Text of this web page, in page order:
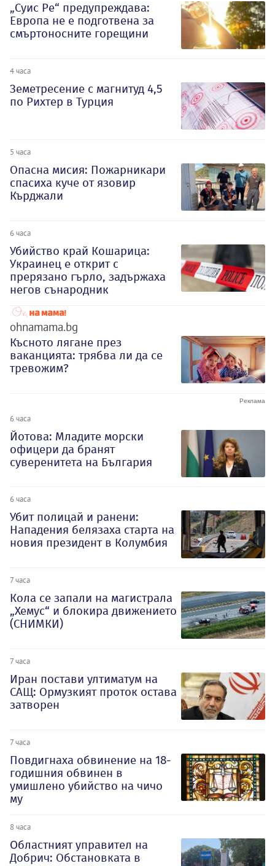
„Суис Ре“ предупреждава:
Европа не е подготвена за
смъртоносните горещини
4 часа
Земетресение с магнитуд 4,5
по Рихтер в Турция
5 часа
Опасна мисия: Пожарникари
спасиха куче от язовир
Кърджали
6 часа
Убийство край Кошарица:
Украинец е открит с
прерязано гърло, задържаха
негов сънародник
ohnamama.bg
Късното лягане през
ваканцията: трябва ли да се
тревожим?
6 часа
Йотова: Младите морски
офицери да бранят
суверенитета на България
6 часа
Убит полицай и ранени:
Нападения белязаха старта на
новия президент в Колумбия
7 часа
Кола се запали на магистрала
„Хемус“ и блокира движението
(СНИМКИ)
7 часа
Иран постави ултиматум на
САЩ: Ормузкият проток остава
затворен
7 часа
Повдигнаха обвинение на 18-
годишния обвинен в
умишлено убийство на чичо
му
8 часа
Oбластният управител на
Добрич: Обстановката в